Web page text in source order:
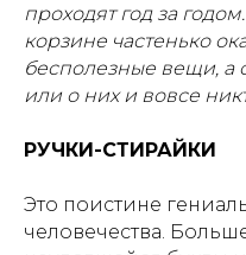
проходят год за
корзине частенько
бесполезные вещи, а
или о них и вовсе
РУЧКИ-СТИРАЙКИ
Это поистине
человечества.